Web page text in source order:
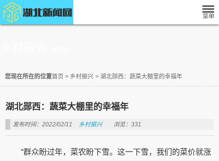
您现在所在的位置首页 > 乡村振兴 > 湖北郧西：蔬菜大棚里的幸福年
湖北郧西：蔬菜大棚里的幸福年
发布时间：2022/02/11 乡村振兴 浏览：331
“群众盼过年，菜农盼下雪。这一下雪，我们的菜价就涨